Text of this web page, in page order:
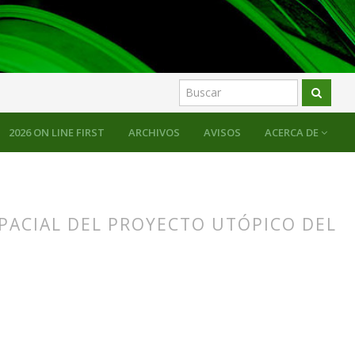
2026 ON LINE FIRST ARCHIVOS AVISOS ACERCA DE
DEL PROYECTO UTÓPICO DEL